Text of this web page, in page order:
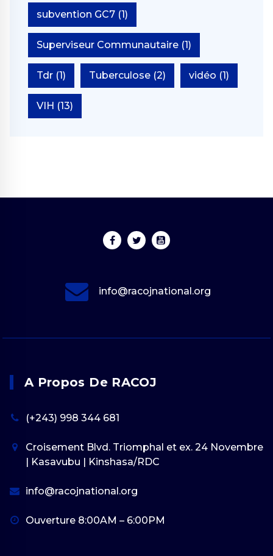
subvention GC7 (1)
Superviseur Communautaire (1)
Tdr (1) Tuberculose (2) vidéo (1)
VIH (13)
info@racojnational.org
A Propos De RACOJ
(+243) 998 344 681
Croisement Blvd. Triomphal et ex. 24 Novembre
| Kasavubu | Kinshasa/RDC
info@racojnational.org
Ouverture 8:00AM – 6:00PM